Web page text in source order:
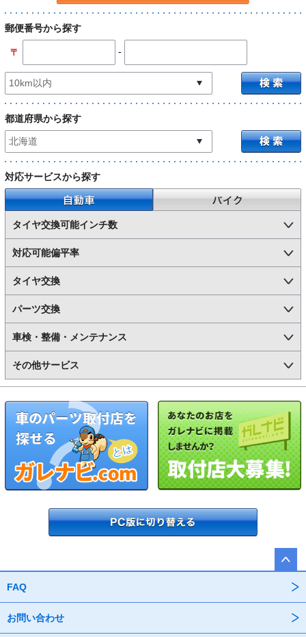
郵便番号から探す
〒 -
都道府県から探す
対応サービスから探す
自動車
バイク
タイヤ交換可能インチ数
対応可能偏平率
タイヤ交換
パーツ交換
車検・整備・メンテナンス
その他サービス
FAQ
お問い合わせ